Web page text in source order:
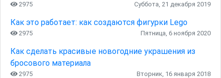
2975 Суббота, 21 декабря 2019
Как это работает: как создаются фигурки Lego
2975 Пятница, 6 ноября 2020
Как сделать красивые новогодние украшения из
бросового материала
2975 Вторник, 16 января 2018